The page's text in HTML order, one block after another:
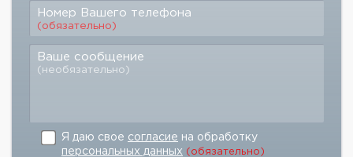
Номер Вашего телефона
(обязательно)
Ваше сообщение
(необязательно)
Я даю свое согласие на обработку
персональных данных (обязательно)